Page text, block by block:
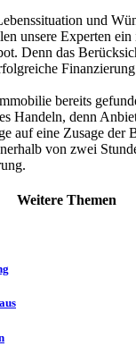
und
unsere Experten
Denn das
bereits
Handeln, denn
auf eine Zusage der
von zwei
Weitere Themen